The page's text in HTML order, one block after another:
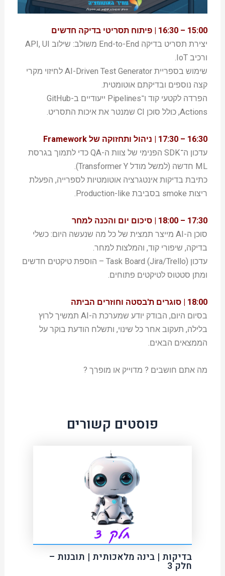
15:00 – 16:30 | פיתוח תסריטי בדיקה חדשים
יצירת תסריט בדיקה End-to-End משולב: שילוב API, UI
ורכיב IoT.
שימוש בספריית AI-Driven Test Generator לחיזוי מקרי
קצה נוספים ובדיקתם אוטומטית.
הפרדה לקטעי קוד ו־Pipelines ייעודיים ב-GitHub
Actions, כולל סוכן CI שמנטר את איכות התסריט.
16:30 – 17:30 | ניהול ותחזוקה של Framework
עדכון ה־SDK הפנימי של צוות ה-QA כדי לתמוך בגרסת
ML חדשה (למשל מודל Transformer Y).
כתיבת בדיקות אינטגרציה אוטומטיות לספרייה, הפעלת
ריצות smoke בסביבת Production-like.
17:30 – 18:00 | סיכום יום והכנה למחר
סוכן ה-AI מייצר תמצית של כל מה שנעשה היום: כשלי
בדיקה, שיפורי קוד, והמלצות למחר.
עדכון Task Board (Jira/Trello) – הוספת טיקטים חדשים
ומתן סטטוס לטיקטים פתוחים.
18:00 | סוגרים ת'בסטה וחוזרים הביתה
בסיום היום, הבודק יודע שמערכת ה-AI תמשיך לרוץ
בלילה, תעקוב אחר כל שינוי, ותשלח הודעת בוקר על
הממצאים הבאים.
מה אתם חושבים ? מדוייק או מופרך ?
פוסטים קשורים
בדיקות | בינה מלאכותית | תובנות –
חלק 3